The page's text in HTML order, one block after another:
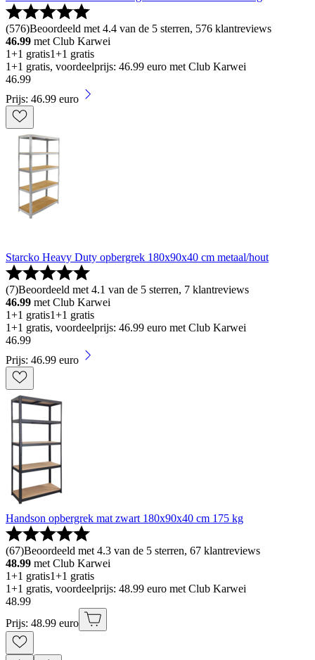
(576)Beoordeeld met 4.4 van de 5 sterren, 576 klantreviews
46.99 met Club Karwei
1+1 gratis1+1 gratis
1+1 gratis, voordeelprijs: 46.99 euro met Club Karwei
46.99
Prijs: 46.99 euro
Starcko Heavy Duty opbergrek 180x90x40 cm metaal/hout
(7)Beoordeeld met 4.1 van de 5 sterren, 7 klantreviews
46.99 met Club Karwei
1+1 gratis1+1 gratis
1+1 gratis, voordeelprijs: 46.99 euro met Club Karwei
46.99
Prijs: 46.99 euro
Handson opbergrek mat zwart 180x90x40 cm 175 kg
(67)Beoordeeld met 4.3 van de 5 sterren, 67 klantreviews
48.99 met Club Karwei
1+1 gratis1+1 gratis
1+1 gratis, voordeelprijs: 48.99 euro met Club Karwei
48.99
Prijs: 48.99 euro